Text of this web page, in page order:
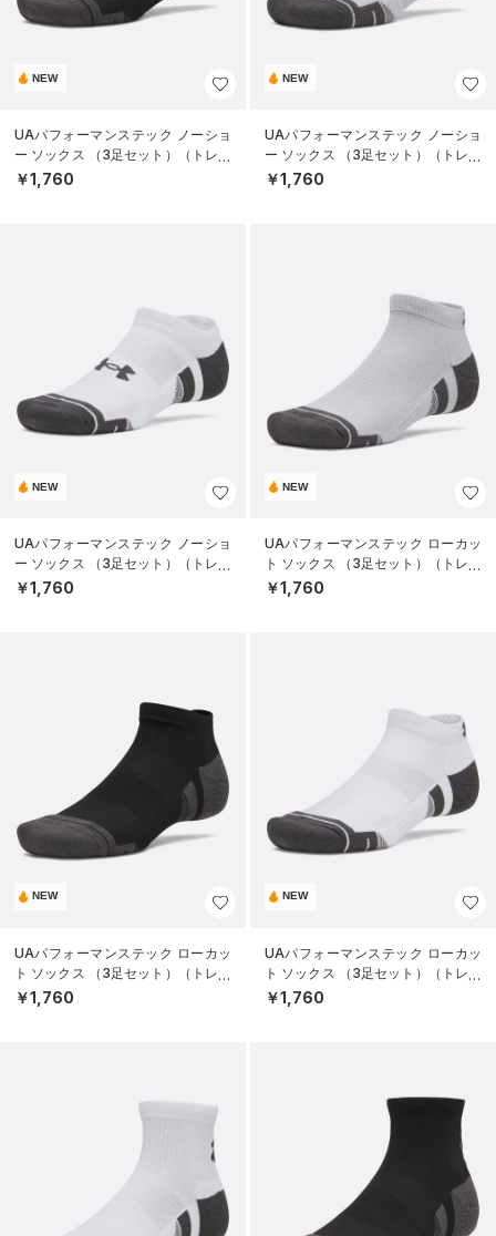
NEW
UAパフォーマンステック ノーショ
ー ソックス （3足セット）（トレー
ニング/UNISEX）
￥1,760
NEW
UAパフォーマンステック ノーショ
ー ソックス （3足セット）（トレー
ニング/UNISEX）
￥1,760
NEW
UAパフォーマンステック ノーショ
ー ソックス （3足セット）（トレー
ニング/UNISEX）
￥1,760
NEW
UAパフォーマンステック ローカッ
ト ソックス （3足セット）（トレー
ニング/UNISEX）
￥1,760
NEW
UAパフォーマンステック ローカッ
ト ソックス （3足セット）（トレー
ニング/UNISEX）
￥1,760
NEW
UAパフォーマンステック ローカッ
ト ソックス （3足セット）（トレー
ニング/UNISEX）
￥1,760